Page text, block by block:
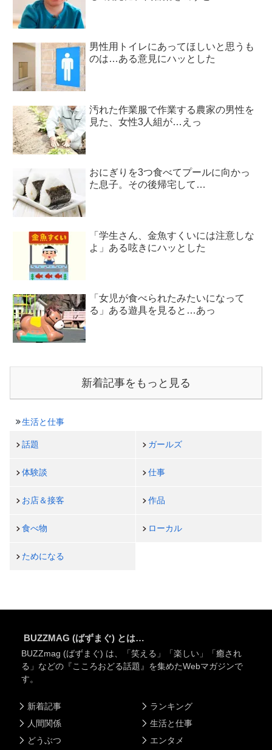
男性用トイレにあってほしいと思うも
のは…ある意見にハッとした
汚れた作業服で作業する農家の男性を
見た、女性3人組が…えっ
おにぎりを3つ食べてプールに向かっ
た息子。その後帰宅して…
「学生さん、金魚すくいには注意しな
よ」ある呟きにハッとした
「女児が食べられたみたいになって
る」ある遊具を見ると…あっ
新着記事をもっと見る
生活と仕事
話題 ガールズ
体験談 仕事
お店＆接客 作品
食べ物 ローカル
ためになる
BUZZMAG (ばずまぐ) とは…
BUZZmag (ばずまぐ) は、「笑える」「楽しい」「癒され
る」などの『こころおどる話題』を集めたWebマガジンで
す。
新着記事
人間関係
どうぶつ
ランキング
生活と仕事
エンタメ